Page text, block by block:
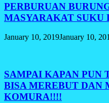
PERBURUAN
MASYARAKAT SUKU
January 10, 2019January 10,
SAMPAI KAPAN PUN
BISA MEREBUT DAN
KOMURA!!!!